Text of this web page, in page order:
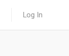
Log In